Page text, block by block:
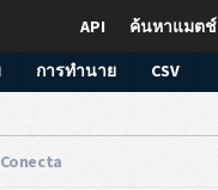
ค้นหาแมตช์
API
การทำนาย
CSV